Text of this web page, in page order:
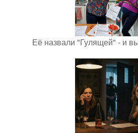
Её назвали "Гулящей" - и